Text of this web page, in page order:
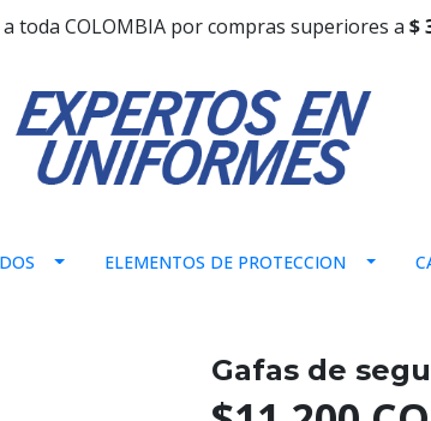
toda COLOMBIA por compras superiores a $
ELEMENTOS DE PROTECCION
Gafas de